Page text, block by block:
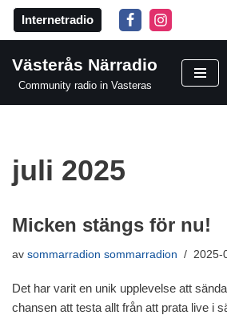
Hoppa
till
innehåll
Internetradio
Västerås Närradio
Community radio in Vasteras
juli 2025
Micken stängs för nu!
av sommarradion sommarradion 2025-
Det har varit en unik upplevelse att
chansen att testa allt från att prata live i